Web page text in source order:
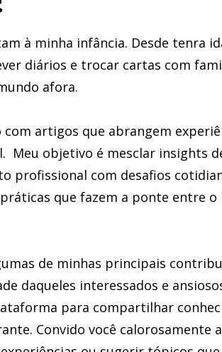
à minha infância. Desde tenra
diários e trocar cartas com
afora.
artigos que abrangem
Meu objetivo é mesclar insights
profissional com desafios
que fazem a ponte entre o
de minhas principais
daqueles interessados e
para compartilhar
Convido você calorosamente a